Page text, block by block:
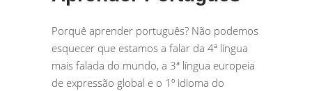
Porquê aprender português? Não podemos
esquecer que estamos a falar da 4ª língua
mais falada do mundo, a 3ª língua europeia
de expressão global e o 1º idioma do